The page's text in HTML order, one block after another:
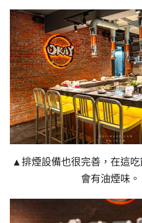
▲排煙設備也很完善，在這吃
會有油煙味。